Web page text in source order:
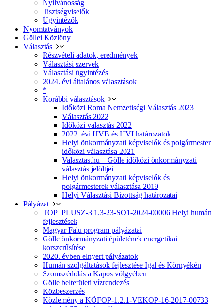
Nyilvánosság
Tisztségviselők
Ügyintézők
Nyomtatványok
Göllei Közlöny
Választás
Részvételi adatok, eredmények
Választási szervek
Választási ügyintézés
2024. évi általános választások
*
Korábbi választások
Időközi Roma Nemzetiségi Választás 2023
Választás 2022
Időközi választás 2022
2022. évi HVB és HVI határozatok
Helyi önkormányzati képviselők és polgármester
időközi választása 2021
Valasztas.hu – Gölle időközi önkormányzati
választás jelöltjei
Helyi önkormányzati képviselők és
polgármesterek választása 2019
Helyi Választási Bizottság határozatai
Pályázat
TOP_PLUSZ-3.1.3-23-SO1-2024-00006 Helyi humán
fejlesztések
Magyar Falu program pályázatai
Gölle önkormányzati épületének energetikai
korszerűsítése
2020. évben elnyert pályázatok
Humán szolgáltatások fejlesztése Igal és Környékén
Szomszédolás a Kapos völgyében
Gölle belterületi vízrendezés
Közbeszerzés
Közlemény a KÖFOP-1.2.1-VEKOP-16-2017-00733